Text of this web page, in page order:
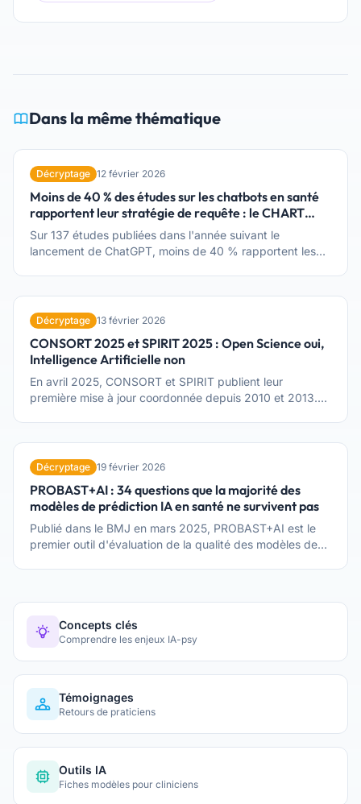
Dans la même thématique
Décryptage 12 février 2026
Moins de 40 % des études sur les chatbots en santé
rapportent leur stratégie de requête : le CHART
Statement
Sur 137 études publiées dans l'année suivant le
lancement de ChatGPT, moins de 40 % rapportent les
critères pour y remédier — et changer la manière dont
nous lisons ces études.
Décryptage 13 février 2026
CONSORT 2025 et SPIRIT 2025 : Open Science oui,
Intelligence Artificielle non
En avril 2025, CONSORT et SPIRIT publient leur
première mise à jour coordonnée depuis 2010 et 2013.
Absente. Alors que CONSORT-AI existe depuis 2020,
les nouvelles guidelines ne mentionnent ni l'IA, ni les
extensions existantes, ni les enjeux de transparence
algorithmique.
Décryptage 19 février 2026
PROBAST+AI : 34 questions que la majorité des
modèles de prédiction IA en santé ne survivent pas
Publié dans le BMJ en mars 2025, PROBAST+AI est le
premier outil d'évaluation de la qualité des modèles de
mauvaise qualité, leurs performances sont surestimées
et leurs biais passent inaperçus. Sixième volet de notre
Concepts clés
Comprendre les enjeux IA-psy
Témoignages
Retours de praticiens
Outils IA
Fiches modèles pour cliniciens